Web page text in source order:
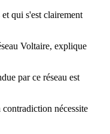
qui s'est clairement
Voltaire, explique
par ce réseau est
nécessite